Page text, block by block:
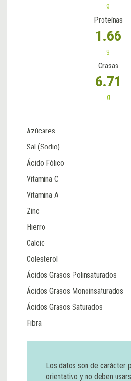
g
Proteínas
1.66
g
Grasas
6.71
g
Azúcares
Sal (Sodio)
Ácido Fólico
Vitamina C
Vitamina A
Zinc
Hierro
Calcio
Colesterol
Ácidos Grasos Polinsaturados
Ácidos Grasos Monoinsaturados
Ácidos Grasos Saturados
Fibra
Los datos son de carácter
orientativo y no deben